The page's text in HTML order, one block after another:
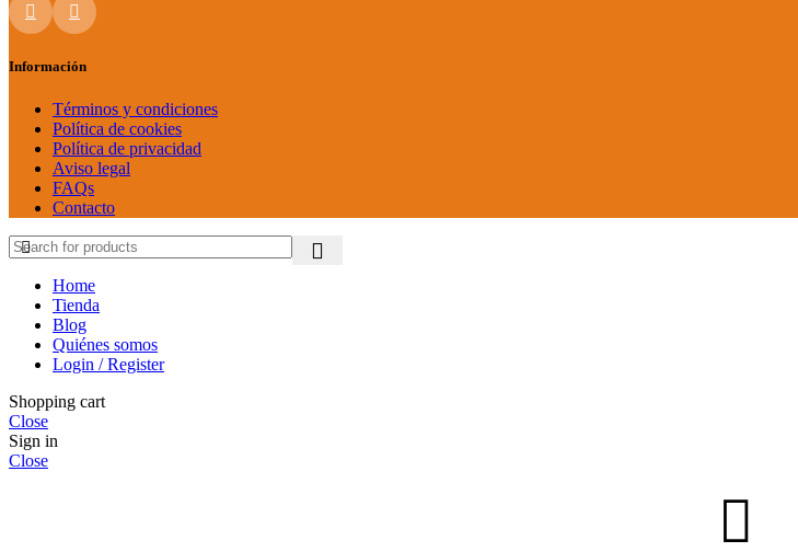
Información
Términos y condiciones
Política de cookies
Política de privacidad
Aviso legal
FAQs
Contacto
Home
Tienda
Blog
Quiénes somos
Login / Register
Shopping cart
Close
Sign in
Close